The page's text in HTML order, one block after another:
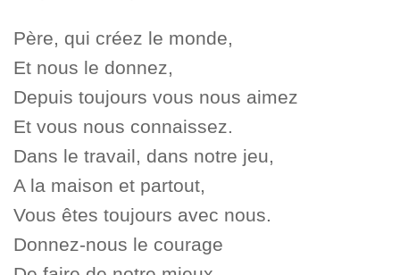
Père, qui créez le monde,
Et nous le donnez,
Depuis toujours vous nous aimez
Et vous nous connaissez.
Dans le travail, dans notre jeu,
A la maison et partout,
Vous êtes toujours avec nous.
Donnez-nous le courage